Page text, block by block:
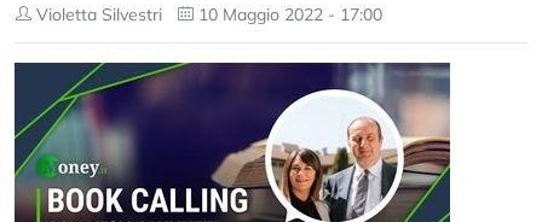
Violetta Silvestri 10 Maggio 2022 - 17:00